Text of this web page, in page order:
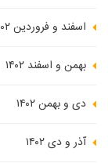
اسفند و فروردین ۱۴۰۲
بهمن و اسفند ۱۴۰۲
دی و بهمن ۱۴۰۲
آذر و دی ۱۴۰۲